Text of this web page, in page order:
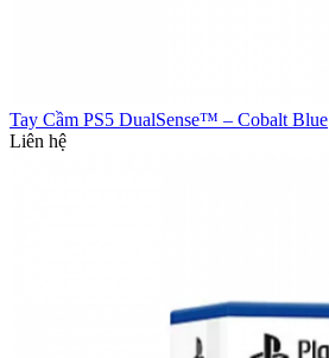
Tay Cầm PS5 DualSense™ – Cobalt Blue
Liên hệ